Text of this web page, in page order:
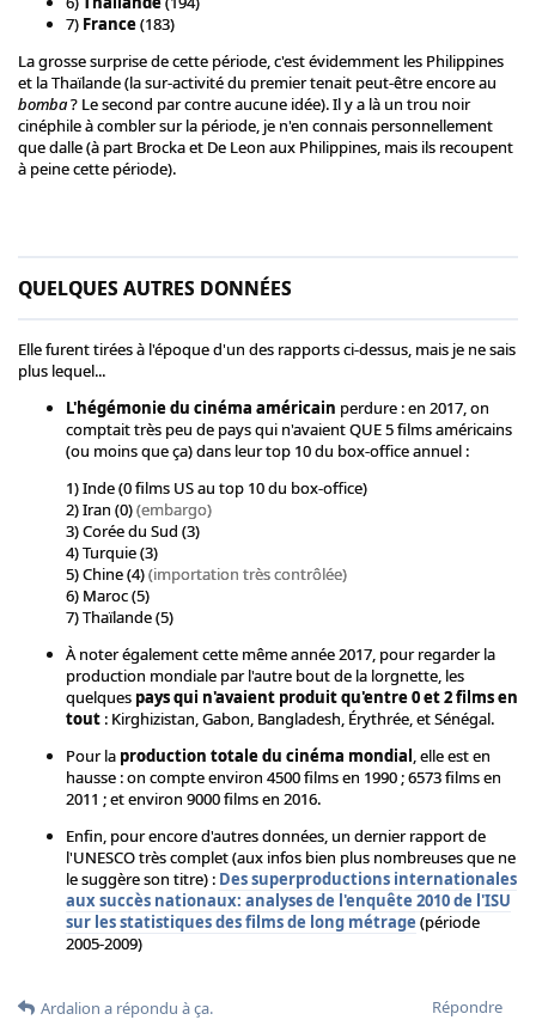
7) France(183)
La grosse surprise de cette période, c'est évidemment les Philippines
et la Thaïlande (la sur-activité du premier tenait peut-être encore au
bomba? Le second par contre aucune idée). Il y a là un trou noir
cinéphile à combler sur la période, je n'en connais personnellement
que dalle (à part Brocka et De Leon aux Philippines, mais ils recoupent
à peine cette période).
QUELQUES AUTRES DONNÉES
Elle furent tirées à l'époque d'un des rapports ci-dessus, mais je ne sais
plus lequel...
L'hégémonie du cinéma américain perdure : en 2017, on
comptait très peu de pays qui n'avaient QUE 5 films américains
(ou moins que ça) dans leur top 10 du box-office annuel :
1) Inde (0 films US au top 10 du box-office)
2) Iran (0)(embargo)
3) Corée du Sud (3)
4) Turquie (3)
5) Chine (4)(importation très contrôlée)
6) Maroc (5)
7) Thaïlande (5)
À noter également cette même année 2017, pour regarder la
production mondiale par l'autre bout de la lorgnette, les
quelques pays qui n'avaient produit qu'entre 0 et 2 films en
tout : Kirghizistan, Gabon, Bangladesh, Érythrée, et Sénégal.
Pour la production totale du cinéma mondial, elle est en
hausse : on compte environ 4500 films en 1990 ; 6573 films en
2011 ; et environ 9000 films en 2016.
Enfin, pour encore d'autres données, un dernier rapport de
l'UNESCO très complet (aux infos bien plus nombreuses que ne
le suggère son titre) : Des superproductions internationales
aux succès nationaux: analyses de l'enquête 2010 de l'ISU
sur les statistiques des films de long métrage (période
2005-2009)
Répondre
Ardalion a répondu à ça.